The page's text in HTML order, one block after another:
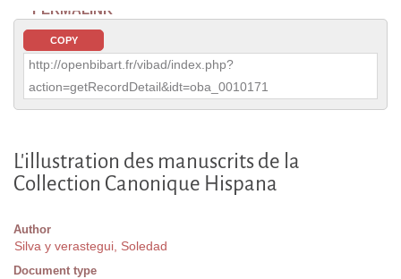
PERMALINK
COPY
http://openbibart.fr/vibad/index.php?
action=getRecordDetail&idt=oba_0010171
L'illustration des manuscrits de la
Collection Canonique Hispana
Author
Silva y verastegui, Soledad
Document type